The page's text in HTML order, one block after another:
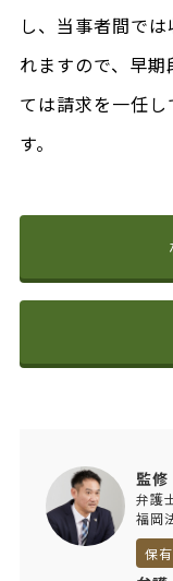
し、当事者間で
れますので、早
ては請求を一任
す。
監
弁護
福岡
保